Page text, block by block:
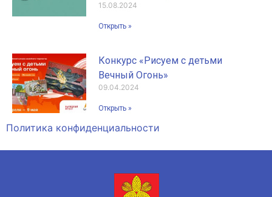
15.08.2024
Открыть »
Конкурс «Рисуем с детьми
Вечный Огонь»
09.04.2024
Открыть »
Политика конфиденциальности